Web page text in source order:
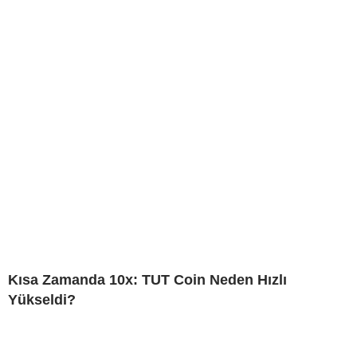
Kısa Zamanda 10x: TUT Coin Neden Hızlı
Yükseldi?